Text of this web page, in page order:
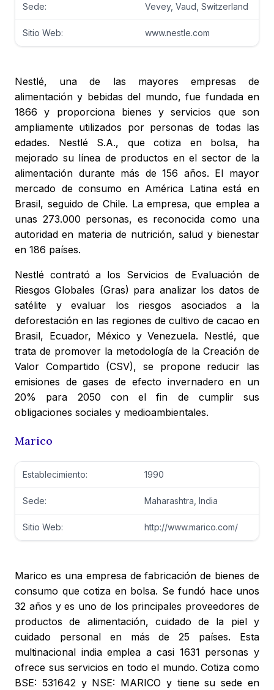
Sede: Vevey, Vaud, Switzerland
Sitio Web: www.nestle.com
Nestlé, una de las mayores empresas de
alimentación y bebidas del mundo, fue fundada en
1866 y proporciona bienes y servicios que son
ampliamente utilizados por personas de todas las
edades. Nestlé S.A., que cotiza en bolsa, ha
mejorado su línea de productos en el sector de la
alimentación durante más de 156 años. El mayor
mercado de consumo en América Latina está en
Brasil, seguido de Chile. La empresa, que emplea a
unas 273.000 personas, es reconocida como una
autoridad en materia de nutrición, salud y bienestar
en 186 países.
Nestlé contrató a los Servicios de Evaluación de
Riesgos Globales (Gras) para analizar los datos de
satélite y evaluar los riesgos asociados a la
deforestación en las regiones de cultivo de cacao en
Brasil, Ecuador, México y Venezuela. Nestlé, que
trata de promover la metodología de la Creación de
Valor Compartido (CSV), se propone reducir las
emisiones de gases de efecto invernadero en un
20% para 2050 con el fin de cumplir sus
obligaciones sociales y medioambientales.
Marico
Establecimiento: 1990
Sede: Maharashtra, India
Sitio Web: http://www.marico.com/
Marico es una empresa de fabricación de bienes de
consumo que cotiza en bolsa. Se fundó hace unos
32 años y es uno de los principales proveedores de
productos de alimentación, cuidado de la piel y
cuidado personal en más de 25 países. Esta
multinacional india emplea a casi 1631 personas y
ofrece sus servicios en todo el mundo. Cotiza como
BSE: 531642 y NSE: MARICO y tiene su sede en